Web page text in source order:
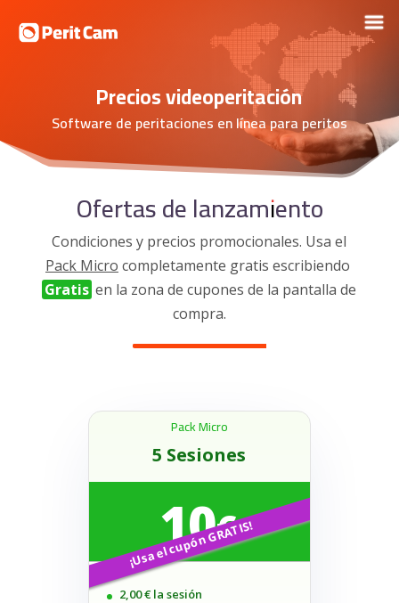
Precios videoperitación
Software de peritaciones en línea para peritos
Ofertas de lanzamiento
Condiciones y precios promocionales. Usa el
Pack Micro completamente gratis escribiendo
Gratis en la zona de cupones de la pantalla de
compra.
Pack Micro
5 Sesiones
10€
2,00 € la sesión